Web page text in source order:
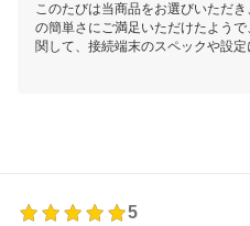
このたびは当商品をお選びいただ
の簡単さにご満足いただけたよう
関して、接続端末のスペックや設
合がありますので、端末の設定を
5